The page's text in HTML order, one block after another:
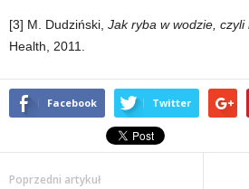
[3] M. Dudziński, Jak ryba w wodzie, czyli
Health, 2011.
Facebook Twitter
Poprzedni artykuł